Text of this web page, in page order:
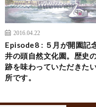
2016.04.22
Episode8 : ５月が開園記
井の頭自然文化園。歴史
跡を味わっていただきた
所です。